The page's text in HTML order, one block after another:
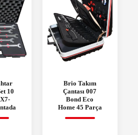
10
Brio Takım
Çantası 007
Bond Eco
Home 45 Parça